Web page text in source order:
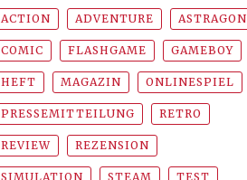
ACTION ADVENTURE ASTRAGON
COMIC FLASHGAME GAMEBOY
HEFT MAGAZIN ONLINESPIEL
PRESSEMITTEILUNG RETRO
REVIEW REZENSION
SIMULATION STEAM TEST